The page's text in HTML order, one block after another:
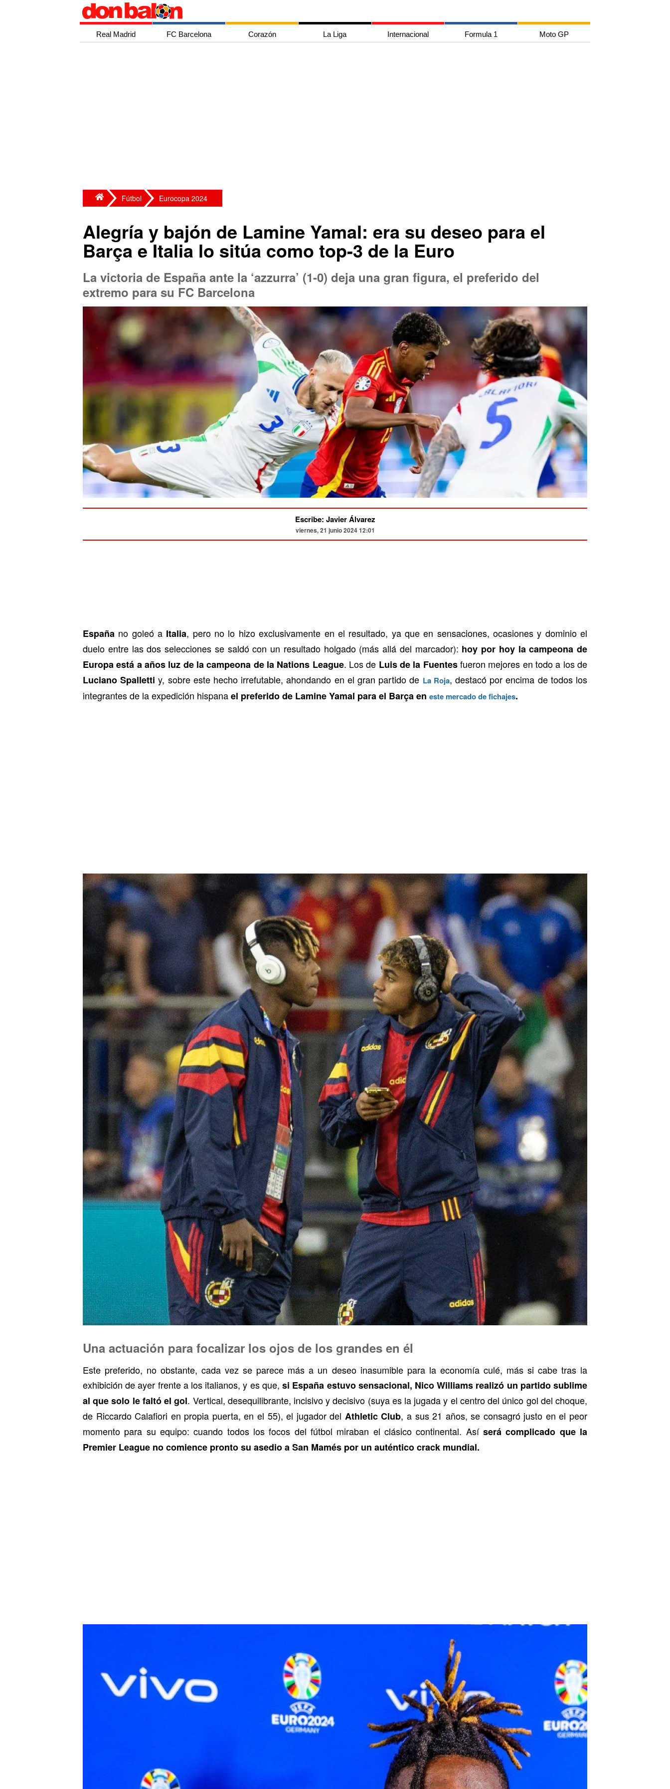
Real Madrid FC Barcelona Corazón La Liga Internacional Formula 1 Moto GP
Fútbol Eurocopa 2024
Alegría y bajón de Lamine Yamal: era su deseo para el
Barça e Italia lo sitúa como top-3 de la Euro
La victoria de España ante la ‘azzurra’ (1-0) deja una gran figura, el preferido del
extremo para su FC Barcelona
Escribe: Javier Álvarez
viernes, 21 junio 2024 12:01
España no goleó a Italia, pero no lo hizo exclusivamente en el resultado, ya que en sensaciones, ocasiones y dominio el
duelo entre las dos selecciones se saldó con un resultado holgado (más allá del marcador): hoy por hoy la campeona de
Europa está a años luz de la campeona de la Nations League. Los de Luis de la Fuentesfueron mejores en todo a los de
Luciano Spalletti y, sobre este hecho irrefutable, ahondando en el gran partido de La Roja, destacó por encima de todos los
integrantes de la expedición hispanael preferido de Lamine Yamal para el Barça en este mercado de fichajes.
Una actuación para focalizar los ojos de los grandes en él
Este preferido, no obstante, cada vez se parece más a un deseo inasumible para la economía culé, más si cabe tras la
exhibición de ayer frente a los italianos, y es que,si España estuvo sensacional, Nico Williams realizó un partido sublime
al que solo le faltó el gol. Vertical, desequilibrante, incisivo y decisivo (suya es la jugada y el centro del único gol del choque,
de Riccardo Calafiori en propia puerta, en el 55), el jugador del Athletic Club, a sus 21 años, se consagró justo en el peor
momento para su equipo: cuando todos los focos del fútbol miraban el clásico continental. Asíserá complicado que la
Premier League no comience pronto su asedio a San Mamés por un auténtico crack mundial.